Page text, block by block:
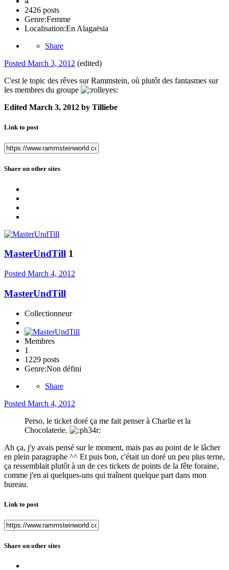
2426 posts
Genre:Femme
Localisation:En Alagaësia
Share
Posted March 3, 2012 (edited)
C'est le topic des rêves sur Rammstein, où plutôt des fantasmes sur
les membres du groupe
Edited March 3, 2012 by Tilliebe
Link to post
Share on other sites
MasterUndTill 1
Posted March 4, 2012
MasterUndTill
Collectionneur
Membres
1
1229 posts
Genre:Non défini
Share
Posted March 4, 2012
Perso, le ticket doré ça me fait penser à Charlie et la
Chocolaterie.
Ah ça, j'y avais pensé sur le moment, mais pas au point de le lâcher
en plein paragraphe ^^ Et puis bon, c'était un doré un peu plus terne,
ça ressemblait plutôt à un de ces tickets de points de la fête foraine,
comme j'en ai quelques-uns qui traînent quelque part dans mon
bureau.
Link to post
Share on other sites